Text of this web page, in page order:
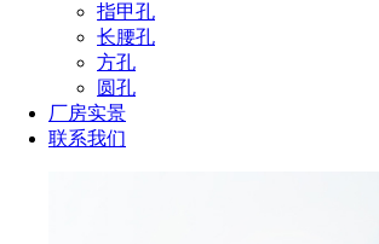
指甲孔
长腰孔
方孔
圆孔
厂房实景
联系我们